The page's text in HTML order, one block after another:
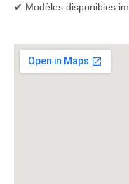
✔ Modèles disponibles